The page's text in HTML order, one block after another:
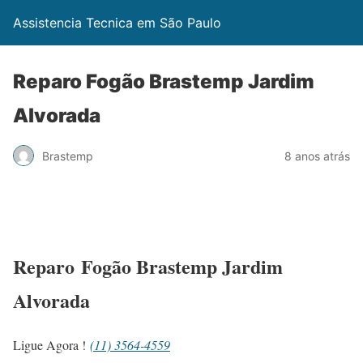
Assistencia Tecnica em São Paulo
Reparo Fogão Brastemp Jardim
Alvorada
Brastemp 8 anos atrás
Reparo Fogão Brastemp Jardim
Alvorada
Ligue Agora ! (11) 3564-4559